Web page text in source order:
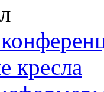
кресла